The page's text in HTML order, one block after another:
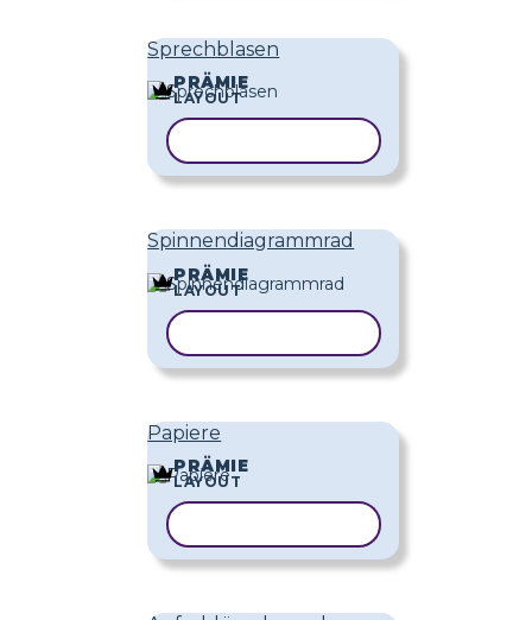
Sprechblasen
PRÄMIE
LAYOUT
Spinnendiagrammrad
PRÄMIE
LAYOUT
Papiere
PRÄMIE
LAYOUT